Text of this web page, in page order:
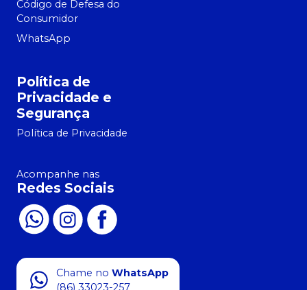
Código de Defesa do
Consumidor
WhatsApp
Política de
Privacidade e
Segurança
Política de Privacidade
Acompanhe nas
Redes Sociais
Chame no WhatsApp
(86) 33023-257